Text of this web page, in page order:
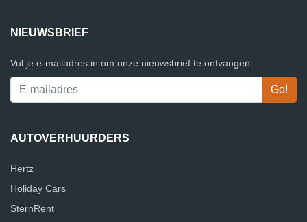
NIEUWSBRIEF
Vul je e-mailadres in om onze nieuwsbrief te ontvangen.
AUTOVERHUURDERS
Hertz
Holiday Cars
SternRent